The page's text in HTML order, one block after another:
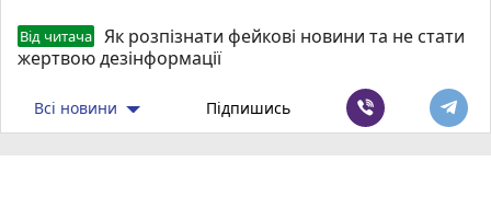
Від читача
Як розпізнати фейкові новини та не стати
жертвою дезінформації
Всі новини Підпишись